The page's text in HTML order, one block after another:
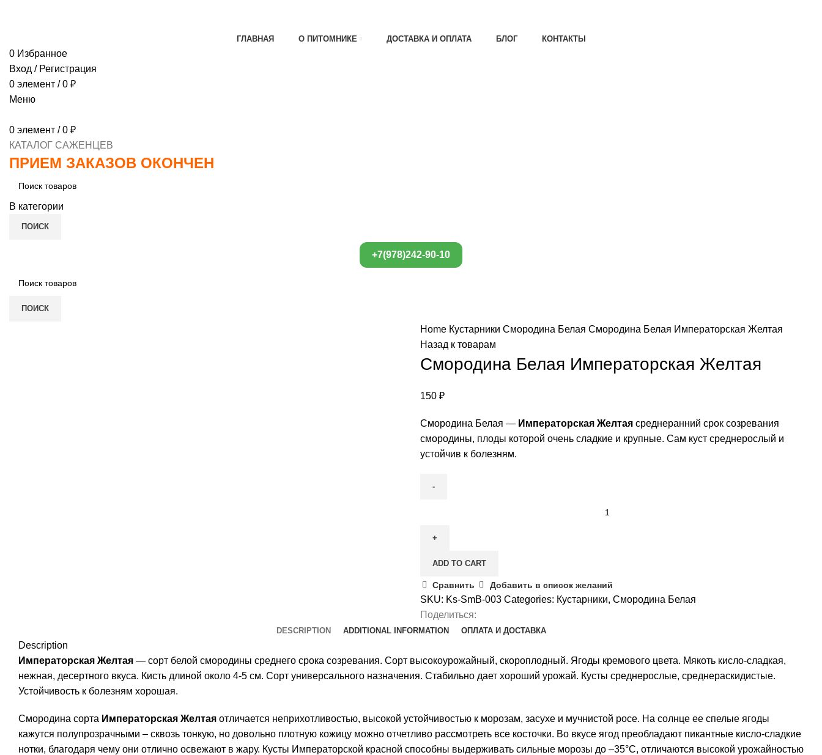
ГЛАВНАЯ О ПИТОМНИКЕ ДОСТАВКА И ОПЛАТА БЛОГ КОНТАКТЫ
0 Избранное
Вход / Регистрация
0 элемент / 0 ₽
Меню
0 элемент / 0 ₽
КАТАЛОГ САЖЕНЦЕВ
ПРИЕМ ЗАКАЗОВ ОКОНЧЕН
В категории
ПОИСК
+7(978)242-90-10
ПОИСК
Home Кустарники Смородина Белая Смородина Белая Императорская Желтая
Назад к товарам
Смородина Белая Императорская Желтая
150 ₽
Смородина Белая — Императорская Желтая среднеранний срок созревания
смородины, плоды которой очень сладкие и крупные. Сам куст среднерослый и
устойчив к болезням.
Императорская
quantity
ADD TO CART
Сравнить Добавить в список желаний
SKU: Ks-SmB-003 Categories: Кустарники, Смородина Белая
Поделиться:
DESCRIPTION ADDITIONAL INFORMATION ОПЛАТА И ДОСТАВКА
Description
Императорская Желтая — сорт белой смородины среднего срока созревания. Сорт высокоурожайный, скороплодный. Ягоды кремового цвета. Мякоть кисло-сладкая,
нежная, десертного вкуса. Кисть длиной около 4-5 см. Сорт универсального назначения. Стабильно дает хороший урожай. Кусты среднерослые, среднераскидистые.
Устойчивость к болезням хорошая.
Смородина сорта Императорская Желтая отличается неприхотливостью, высокой устойчивостью к морозам, засухе и мучнистой росе. На солнце ее спелые ягоды
кажутся полупрозрачными – сквозь тонкую, но довольно плотную кожицу можно отчетливо рассмотреть все косточки. Во вкусе ягод преобладают пикантные кисло-сладкие
нотки, благодаря чему они отлично освежают в жару. Кусты Императорской красной способны выдерживать сильные морозы до –35°С, отличаются высокой урожайностью